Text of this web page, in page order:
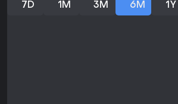
7D 1M 3M 6M 1Y